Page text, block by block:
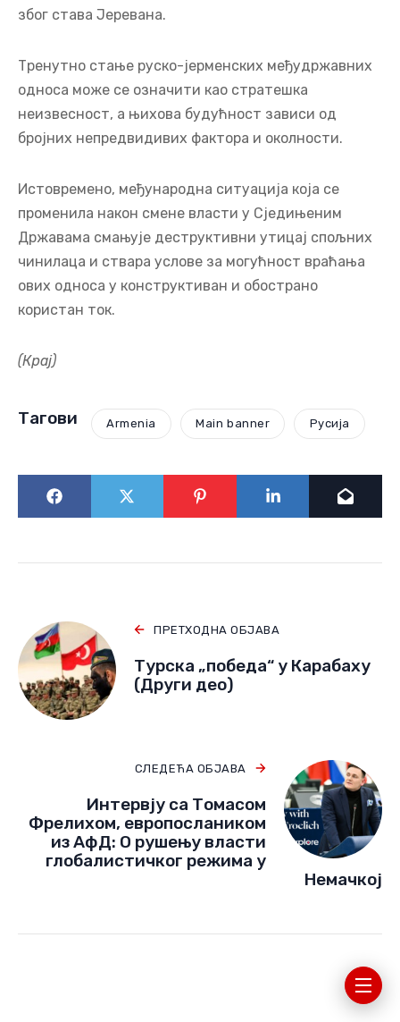
због става Јеревана.
Тренутно стање руско-јерменских међудржавних
односа може се означити као стратешка
неизвесност, а њихова будућност зависи од
бројних непредвидивих фактора и околности.
Истовремено, међународна ситуација која се
променила након смене власти у Сједињеним
Државама смањује деструктивни утицај спољних
чинилаца и ствара услове за могућност враћања
ових односа у конструктиван и обострано
користан ток.
(Крај)
Тагови Armenia Main banner Русија
ПРЕТХОДНА ОБЈАВА
Турска „победа“ у Карабаху
(Други део)
СЛЕДЕЋА ОБЈАВА
Интервју са Томасом
Фрелихом, европослаником
из АфД: О рушењу власти
глобалистичког режима у
Немачкој